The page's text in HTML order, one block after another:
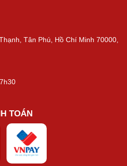
Tân Phú, Hồ Chí Minh 70000,
TOÁN